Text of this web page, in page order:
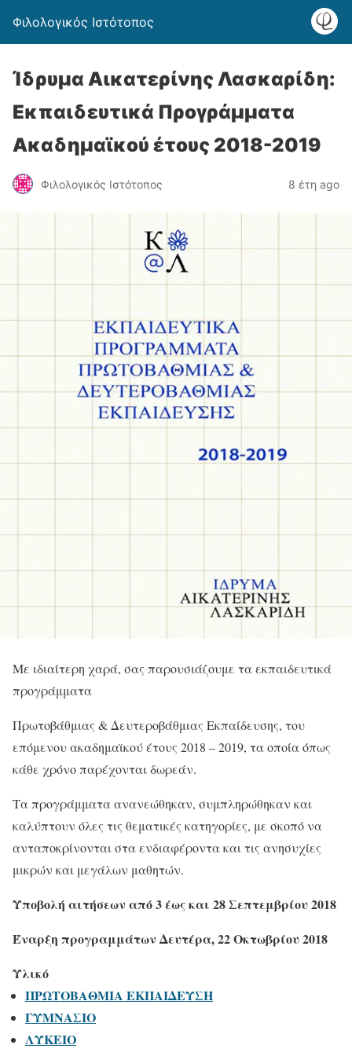
Φιλολογικός Ιστότοπος
Ίδρυμα Αικατερίνης Λασκαρίδη:
Εκπαιδευτικά Προγράμματα
Ακαδημαϊκού έτους 2018-2019
Φιλολογικός Ιστότοπος 8 έτη ago
Με ιδιαίτερη χαρά, σας παρουσιάζουμε τα εκπαιδευτικά
προγράμματα
Πρωτοβάθμιας & Δευτεροβάθμιας Εκπαίδευσης, του
επόμενου ακαδημαϊκού έτους 2018 – 2019, τα οποία όπως
κάθε χρόνο παρέχονται δωρεάν.
Τα προγράμματα ανανεώθηκαν, συμπληρώθηκαν και
καλύπτουν όλες τις θεματικές κατηγορίες, με σκοπό να
ανταποκρίνονται στα ενδιαφέροντα και τις ανησυχίες
μικρών και μεγάλων μαθητών.
Υποβολή αιτήσεων από 3 έως και 28 Σεπτεμβρίου 2018
Έναρξη προγραμμάτων Δευτέρα, 22 Οκτωβρίου 2018
Υλικό
ΠΡΩΤΟΒΑΘΜΙΑ ΕΚΠΑΙΔΕΥΣΗ
ΓΥΜΝΑΣΙΟ
ΛΥΚΕΙΟ